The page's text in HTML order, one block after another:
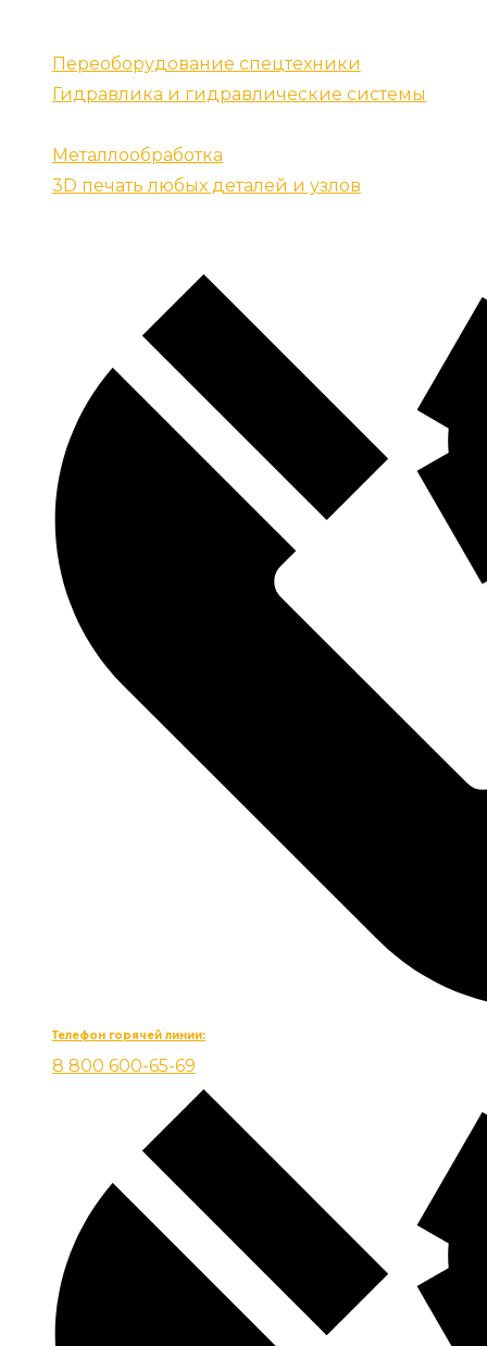
Переоборудование спецтехники
Гидравлика и гидравлические системы
Металлообработка
3D печать любых деталей и узлов
Телефон горячей линии:
8 800 600-65-69